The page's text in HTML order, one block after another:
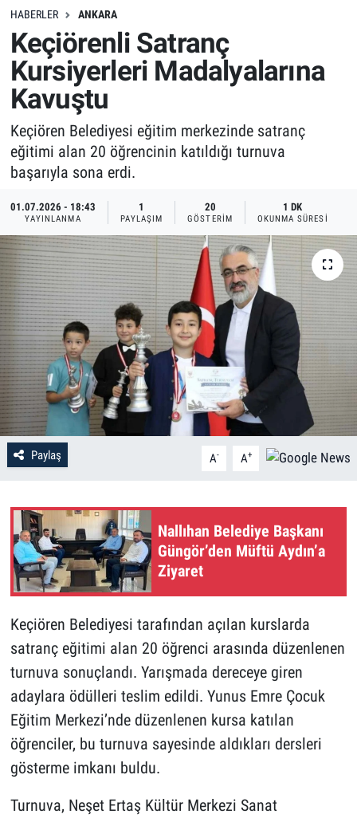
HABERLER ANKARA
Keçiörenli Satranç
Kursiyerleri Madalyalarına
Kavuştu
Keçiören Belediyesi eğitim merkezinde satranç
eğitimi alan 20 öğrencinin katıldığı turnuva
başarıyla sona erdi.
01.07.2026 - 18:43
YAYINLANMA
1
PAYLAŞIM
20
GÖSTERIM
1 DK
OKUNMA SÜRESI
Paylaş A- A+
Nallıhan Belediye Başkanı
Güngör’den Müftü Aydın’a
Ziyaret
Keçiören Belediyesi tarafından açılan kurslarda
satranç eğitimi alan 20 öğrenci arasında düzenlenen
turnuva sonuçlandı. Yarışmada dereceye giren
adaylara ödülleri teslim edildi. Yunus Emre Çocuk
Eğitim Merkezi’nde düzenlenen kursa katılan
öğrenciler, bu turnuva sayesinde aldıkları dersleri
gösterme imkanı buldu.
Turnuva, Neşet Ertaş Kültür Merkezi Sanat